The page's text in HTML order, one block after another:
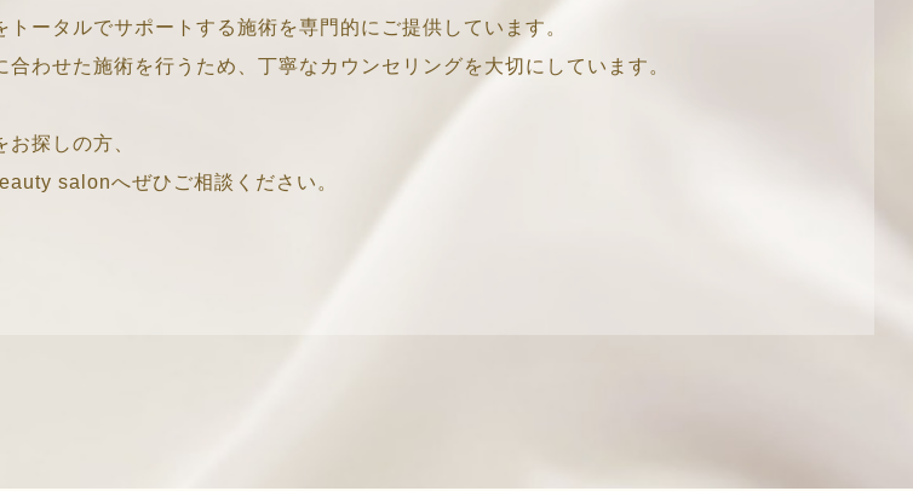
ータルでサポートする施術を専門的にご提供しています。
わせた施術を行うため、丁寧なカウンセリングを大切にしています。
探しの方、
salonへぜひご相談ください。